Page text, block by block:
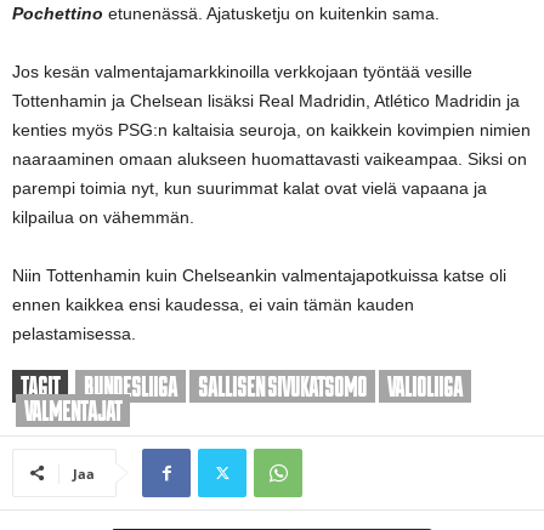
Pochettino etunenässä. Ajatusketju on kuitenkin sama.
Jos kesän valmentajamarkkinoilla verkkojaan työntää vesille
Tottenhamin ja Chelsean lisäksi Real Madridin, Atlético Madridin ja
kenties myös PSG:n kaltaisia seuroja, on kaikkein kovimpien nimien
naaraaminen omaan alukseen huomattavasti vaikeampaa. Siksi on
parempi toimia nyt, kun suurimmat kalat ovat vielä vapaana ja
kilpailua on vähemmän.
Niin Tottenhamin kuin Chelseankin valmentajapotkuissa katse oli
ennen kaikkea ensi kaudessa, ei vain tämän kauden
pelastamisessa.
TAGIT BUNDESLIIGA SALLISEN SIVUKATSOMO
VALIOLIIGA
VALMENTAJAT
Jaa